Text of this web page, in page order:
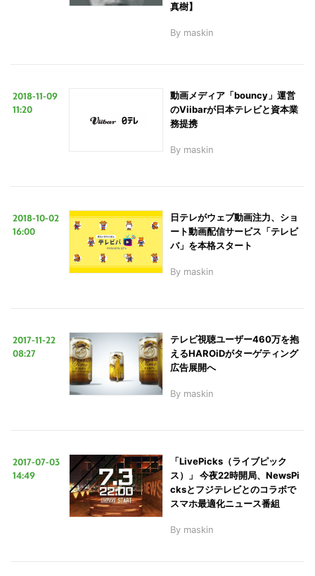
真樹】
By maskin
2018-11-09
11:20
動画メディア「bouncy」運営
のViibarが日本テレビと資本業
務提携
By maskin
2018-10-02
16:00
日テレがウェブ動画注力、ショ
ート動画配信サービス「テレビ
バ」を本格スタート
By maskin
2017-11-22
08:27
テレビ視聴ユーザー460万を抱
えるHAROiDがターゲティング
広告展開へ
By maskin
2017-07-03
14:49
「LivePicks（ライブピック
ス）」 今夜22時開局、NewsPi
cksとフジテレビとのコラボで
スマホ最適化ニュース番組
By maskin